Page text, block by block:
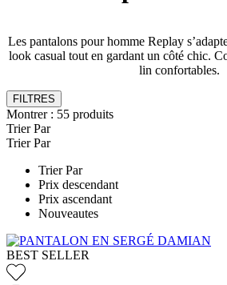
Les pantalons pour homme Replay
look casual tout en gardant un côté chic.
lin confortables.
FILTRES
Montrer : 55 produits
Trier Par
Trier Par
Trier Par
Prix descendant
Prix ascendant
Nouveautes
BEST SELLER